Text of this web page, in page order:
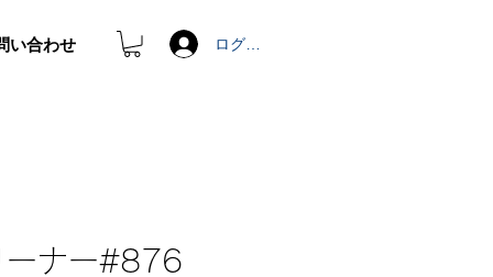
い合わせ ログイン
ーナー#876